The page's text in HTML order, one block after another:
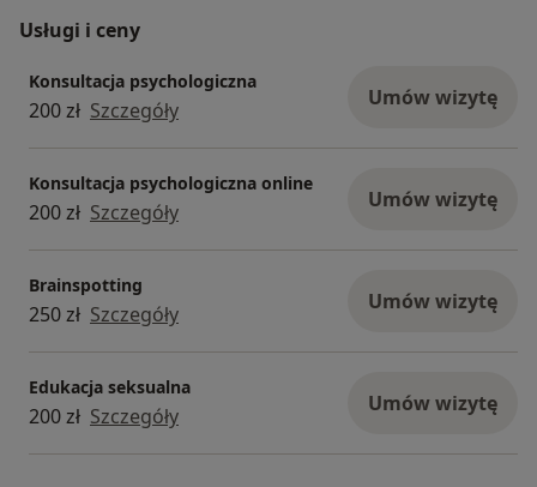
Usługi i ceny
Konsultacja psychologiczna
200 zł Szczegóły Umów wizytę
Konsultacja psychologiczna online
200 zł Szczegóły Umów wizytę
Brainspotting
250 zł Szczegóły Umów wizytę
Edukacja seksualna
200 zł Szczegóły Umów wizytę